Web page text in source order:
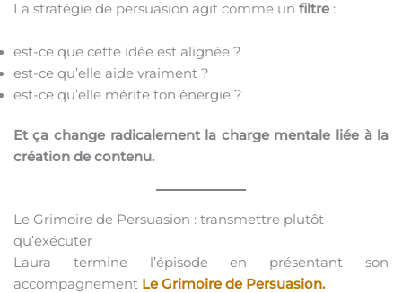
La stratégie de persuasion agit comme un filtre:
est-ce que cette idée est alignée ?
est-ce qu’elle aide vraiment ?
est-ce qu’elle mérite ton énergie ?
Et ça change radicalement la charge mentale liée à la
création de contenu.
Le Grimoire de Persuasion : transmettre plutôt
qu’exécuter
Laura termine l’épisode en présentant son
accompagnement Le Grimoire de Persuasion.